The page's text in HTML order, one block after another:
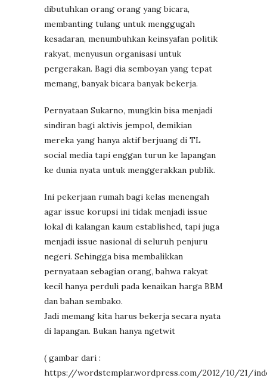
dibutuhkan orang orang yang bicara,
membanting tulang untuk menggugah
kesadaran, menumbuhkan keinsyafan politik
rakyat, menyusun organisasi untuk
pergerakan. Bagi dia semboyan yang tepat
memang, banyak bicara banyak bekerja.
Pernyataan Sukarno, mungkin bisa menjadi
sindiran bagi aktivis jempol, demikian
mereka yang hanya aktif berjuang di TL
social media tapi enggan turun ke lapangan
ke dunia nyata untuk menggerakkan publik.
Ini pekerjaan rumah bagi kelas menengah
agar issue korupsi ini tidak menjadi issue
lokal di kalangan kaum established, tapi juga
menjadi issue nasional di seluruh penjuru
negeri. Sehingga bisa membalikkan
pernyataan sebagian orang, bahwa rakyat
kecil hanya perduli pada kenaikan harga BBM
dan bahan sembako.
Jadi memang kita harus bekerja secara nyata
di lapangan. Bukan hanya ngetwit
( gambar dari :
https://wordstemplar.wordpress.com/2012/10/21/